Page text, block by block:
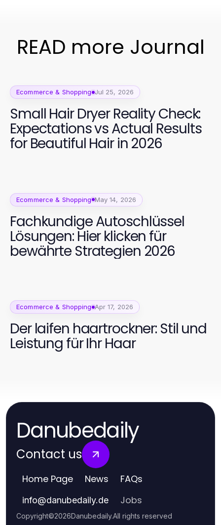
READ more Journal
Ecommerce & Shopping Jul 25, 2026
Small Hair Dryer Reality Check:
Expectations vs Actual Results
for Beautiful Hair in 2026
Ecommerce & Shopping May 14, 2026
Fachkundige Autoschlüssel
Lösungen: Hier klicken für
bewährte Strategien 2026
Ecommerce & Shopping Apr 17, 2026
Der laifen haartrockner: Stil und
Leistung für Ihr Haar
Danubedaily
Contact us
Home Page News FAQs
info@danubedaily.de Jobs
Copyright©2026Danubedaily.All rights reserved